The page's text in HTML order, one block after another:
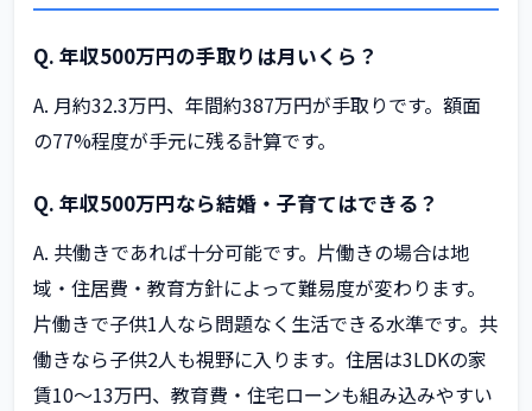
Q. 年収500万円の手取りは月いくら？
A. 月約32.3万円、年間約387万円が手取りです。額面
の77%程度が手元に残る計算です。
Q. 年収500万円なら結婚・子育てはできる？
A. 共働きであれば十分可能です。片働きの場合は地
域・住居費・教育方針によって難易度が変わります。
片働きで子供1人なら問題なく生活できる水準です。共
働きなら子供2人も視野に入ります。住居は3LDKの家
賃10〜13万円、教育費・住宅ローンも組み込みやすい